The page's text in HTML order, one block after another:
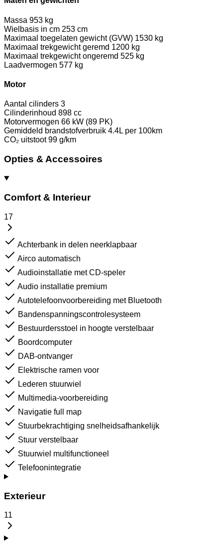
Massa 953 kg
Wielbasis in cm 253 cm
Maximaal toegelaten gewicht (GVW) 1530 kg
Maximaal trekgewicht geremd 1200 kg
Maximaal trekgewicht ongeremd 525 kg
Laadvermogen 577 kg
Motor
Aantal cilinders 3
Cilinderinhoud 898 cc
Motorvermogen 66 kW (89 PK)
Gemiddeld brandstofverbruik 4.4L per 100km
CO₂ uitstoot 99 g/km
Opties & Accessoires
Comfort & Interieur
17
Achterbank in delen neerklapbaar
Airco automatisch
Audioinstallatie met CD-speler
Audio installatie premium
Autotelefoonvoorbereiding met Bluetooth
Bandenspanningscontrolesysteem
Bestuurdersstoel in hoogte verstelbaar
Boordcomputer
DAB-ontvanger
Elektrische ramen voor
Lederen stuurwiel
Multimedia-voorbereiding
Navigatie full map
Stuurbekrachtiging snelheidsafhankelijk
Stuur verstelbaar
Stuurwiel multifunctioneel
Telefoonintegratie
Exterieur
11